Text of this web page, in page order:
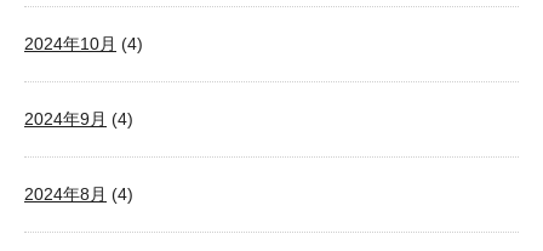
2024年10月 (4)
2024年9月 (4)
2024年8月 (4)